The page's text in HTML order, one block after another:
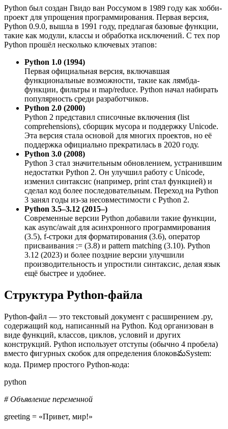
Python был создан Гвидо ван Россумом в 1989 году как хобби-
проект для упрощения программирования. Первая версия,
Python 0.9.0, вышла в 1991 году, предлагая базовые функции,
такие как модули, классы и обработка исключений. С тех пор
Python прошёл несколько ключевых этапов:
Python 1.0 (1994)
Первая официальная версия, включавшая
функциональные возможности, такие как лямбда-
функции, фильтры и map/reduce. Python начал набирать
популярность среди разработчиков.
Python 2.0 (2000)
Python 2 представил списочные включения (list
comprehensions), сборщик мусора и поддержку Unicode.
Эта версия стала основой для многих проектов, но её
поддержка официально прекратилась в 2020 году.
Python 3.0 (2008)
Python 3 стал значительным обновлением, устранившим
недостатки Python 2. Он улучшил работу с Unicode,
изменил синтаксис (например, print стал функцией) и
сделал код более последовательным. Переход на Python
3 занял годы из-за несовместимости с Python 2.
Python 3.5–3.12 (2015–)
Современные версии Python добавили такие функции,
как async/await для асинхронного программирования
(3.5), f-строки для форматирования (3.6), оператор
присваивания := (3.8) и pattern matching (3.10). Python
3.12 (2023) и более поздние версии улучшили
производительность и упростили синтаксис, делая язык
ещё быстрее и удобнее.
Структура Python-файла
Python-файл — это текстовый документ с расширением .py,
содержащий код, написанный на Python. Код организован в
виде функций, классов, циклов, условий и других
конструкций. Python использует отступы (обычно 4 пробела)
вместо фигурных скобок для определения блоковమSystem:
кода. Пример простого Python-кода:
python
# Объявление переменной
greeting = «Привет, мир!»